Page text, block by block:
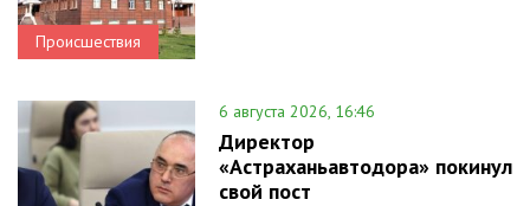
Происшествия
6 августа 2026, 16:46
Директор
«Астраханьавтодора» покинул
свой пост